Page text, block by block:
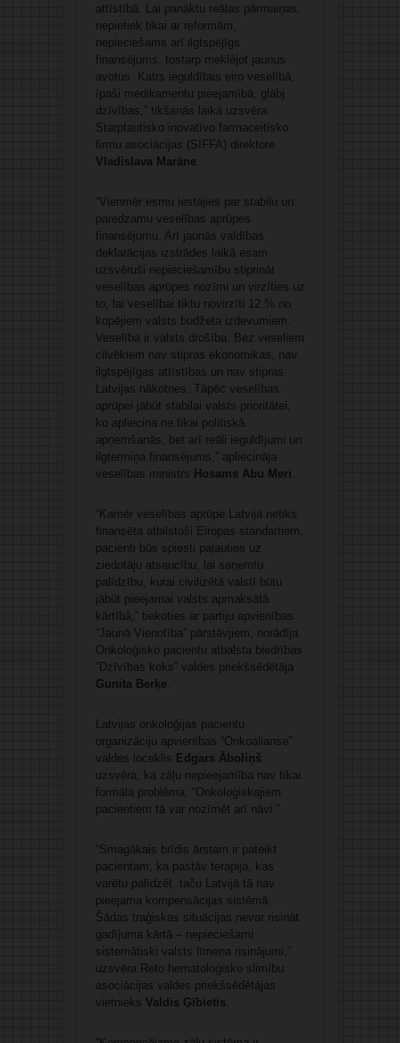
attīstībā. Lai panāktu reālas pārmaiņas,
nepietiek tikai ar reformām,
nepieciešams arī ilgtspējīgs
finansējums, tostarp meklējot jaunus
avotus. Katrs ieguldītais eiro veselībā,
īpaši medikamentu pieejamībā, glābj
dzīvības,” tikšanās laikā uzsvēra
Starptautisko inovatīvo farmaceitisko
firmu asociācijas (SIFFA) direktore
Vladislava Marāne
“Vienmēr esmu iestājies par stabilu un
paredzamu veselības aprūpes
finansējumu. Arī jaunās valdības
deklarācijas izstrādes laikā esam
uzsvēruši nepieciešamību stiprināt
veselības aprūpes nozīmi un virzīties uz
to, lai veselībai tiktu novirzīti 12 % no
kopējiem valsts budžeta izdevumiem.
Veselība ir valsts drošība. Bez veseliem
cilvēkiem nav stipras ekonomikas, nav
ilgtspējīgas attīstības un nav stipras
Latvijas nākotnes. Tāpēc veselības
aprūpei jābūt stabilai valsts prioritātei,
ko apliecina ne tikai politiskā
apņemšanās, bet arī reāli ieguldījumi un
ilgtermiņa finansējums,” apliecināja
veselības ministrs Hosams Abu Meri
“Kamēr veselības aprūpe Latvijā netiks
finansēta atbilstoši Eiropas standartiem,
pacienti būs spiesti paļauties uz
ziedotāju atsaucību, lai saņemtu
palīdzību, kurai civilizētā valstī būtu
jābūt pieejamai valsts apmaksātā
kārtībā,” tiekoties ar partiju apvienības
“Jaunā Vienotība” pārstāvjiem, norādīja
Onkoloģisko pacientu atbalsta biedrības
“Dzīvības koks” valdes priekšsēdētāja
Gunita Berķe
Latvijas onkoloģijas pacientu
organizāciju apvienības “Onkoalianse”
valdes loceklis Edgars Āboliņš
uzsvēra, ka zāļu nepieejamība nav tikai
formāla problēma: “Onkoloģiskajiem
pacientiem tā var nozīmēt arī nāvi.”
“Smagākais brīdis ārstam ir pateikt
pacientam, ka pastāv terapija, kas
varētu palīdzēt, taču Latvijā tā nav
pieejama kompensācijas sistēmā.
Šādas traģiskas situācijas nevar risināt
gadījuma kārtā – nepieciešami
sistemātiski valsts līmeņa risinājumi,”
uzsvēra Reto hematoloģisko slimību
asociācijas valdes priekšsēdētājas
vietnieks Valdis Ģībietis